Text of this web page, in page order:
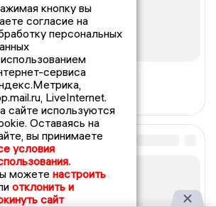
кнопку вы
согласие на
персональных
сервиса
LiveInternet.
сайте используются
Оставаясь на
вы принимаете
условия
можете настроить
отклонить и
сайт